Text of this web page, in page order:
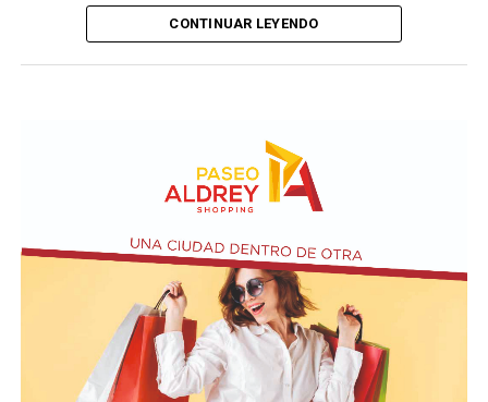
Culturales”, a cargo del grupo Cul Mardel, que se podrá
10 a 12 en la Biblioteca de Autores Marplatenses,
ubicada en el primer piso del edificio.
En relación al Ciclo Mes de la Niñez, este viernes 7 de
agosto a las 17:30 se presentarán “Los cuentos de
Charo” y la narración de poesías populares infantiles a
cargo de María del Rosario Gerez Martínez.
CONTINUAR LEYENDO